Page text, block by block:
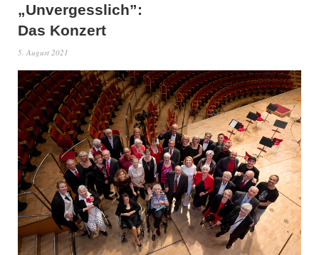
„Unvergesslich”:
Das Konzert
5. August 2021